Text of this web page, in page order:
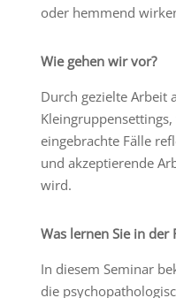
oder hemmend
Wie gehen wir vor?
Durch gezielte Arbeit
eingebrachte Fälle
und akzeptierende
wird.
Was lernen Sie in der
In diesem Seminar
die